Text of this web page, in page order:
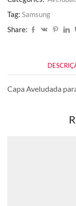
Tag: Samsung
Share:
Capa Aveludada